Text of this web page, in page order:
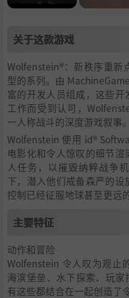
关于这款游戏
Wolfenstein®：新秩序重新
型的系列。由
富的开发人员组成，这些
工作而受到认可，
一人称战斗的深度游戏叙事。
Wolfenstein 使用 id®
电影化和令人惊叹的细节
人任务，以摧毁纳粹战争
下，潜入他们戒备森严的
控制已经征服地球甚至更远
主要特征
动作和冒险
Wolfenstein 令人叹为观止
海滨堡垒、水下探索、玩
有这些都结合在一起创造了